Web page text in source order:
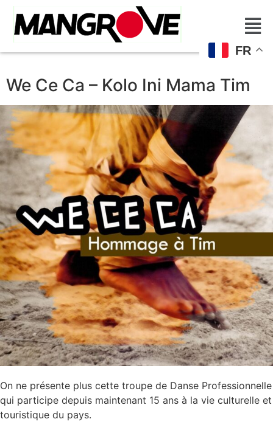
We Ce Ca – Kolo Ini Mama Tim
On ne présente plus cette troupe de Danse Professionnelle
qui participe depuis maintenant 15 ans à la vie culturelle et
touristique du pays.
FR